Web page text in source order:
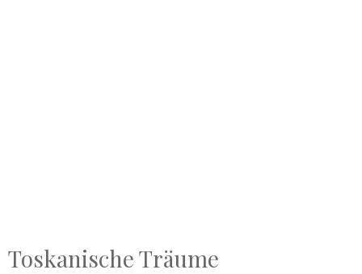
Toskanische Träume